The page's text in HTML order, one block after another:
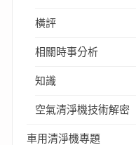
橫評
相關時事分析
知識
空氣清淨機技術解密
車用清淨機專題